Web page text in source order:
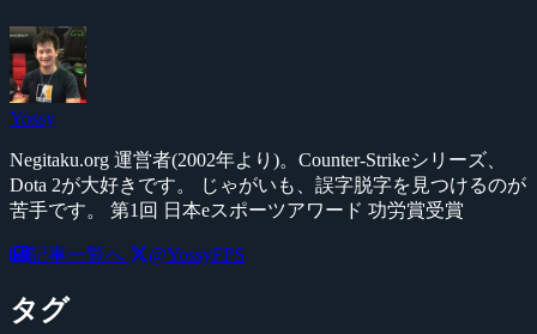
Yossy
Negitaku.org 運営者(2002年より)。Counter-Strikeシリーズ、
Dota 2が大好きです。 じゃがいも、誤字脱字を見つけるのが
苦手です。 第1回 日本eスポーツアワード 功労賞受賞
記事一覧へ @YossyFPS
タグ